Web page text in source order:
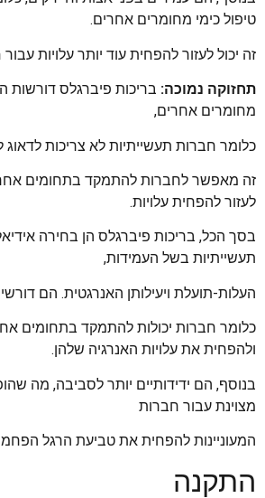
טיפול כימי מחומרים אחרים.
זה יכול לעזור להפחית עוד יותר עלויות
תחזוקה נמוכה: בריכות פיברגלס דורשות
מחומרים אחרים,
כלומר חברות תעשייתיות לא צריכות לדאוג
זה מאפשר לחברות להתמקד בתחומים
לעזור להפחית עלויות.
בסך הכל, בריכות פיברגלס הן בחירה
תעשייתיות בשל העמידות,
העלות-תועלת ויעילותן האנרגטית. הם
כלומר חברות יכולות להתמקד בתחומים
ולהפחית את עלויות האנרגיה שלהן.
בנוסף, הם ידידותיים יותר לסביבה, מה
מצוינת עבור חברות
המעוניינות להפחית את טביעת הרגל
התקנה